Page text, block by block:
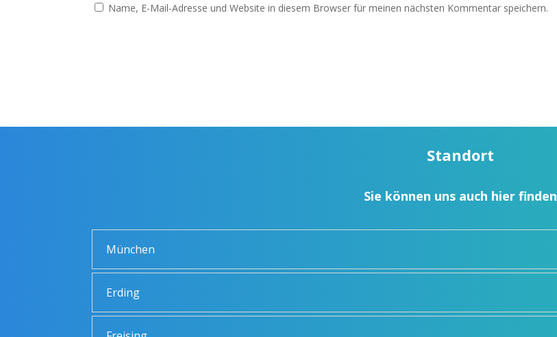
Name, E-Mail-Adresse und Website in diesem Browser für meinen nächsten Kommentar speichern.
Standort
Sie können uns auch hier finden
München
Erding